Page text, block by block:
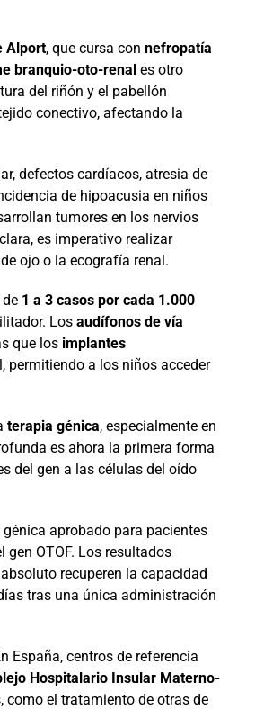
Alport, que cursa con nefropatía
branquio-oto-renales otro
del riñón y el pabellón
conectivo, afectando la
defectos cardíacos, atresia de
de hipoacusia en niños
tumores en los nervios
es imperativo realizar
ojo o la ecografía renal.
1 a 3 casos por cada 1.000
Los audífonos de vía
que los implantes
permitiendo a los niños acceder
terapia génica, especialmente en
es ahora la primera forma
del gen a las células del oído
aprobado para pacientes
OTOF. Los resultados
recuperen la capacidad
tras una única administración
España, centros de referencia
Hospitalario Insular Materno-
como el tratamiento de otras de